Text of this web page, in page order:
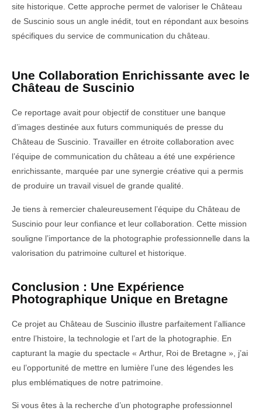
site historique. Cette approche permet de valoriser le Château
de Suscinio sous un angle inédit, tout en répondant aux besoins
spécifiques du service de communication du château.
Une Collaboration Enrichissante avec le
Château de Suscinio
Ce reportage avait pour objectif de constituer une banque
d’images destinée aux futurs communiqués de presse du
Château de Suscinio. Travailler en étroite collaboration avec
l’équipe de communication du château a été une expérience
enrichissante, marquée par une synergie créative qui a permis
de produire un travail visuel de grande qualité.
Je tiens à remercier chaleureusement l’équipe du Château de
Suscinio pour leur confiance et leur collaboration. Cette mission
souligne l’importance de la photographie professionnelle dans la
valorisation du patrimoine culturel et historique.
Conclusion : Une Expérience
Photographique Unique en Bretagne
Ce projet au Château de Suscinio illustre parfaitement l’alliance
entre l’histoire, la technologie et l’art de la photographie. En
capturant la magie du spectacle « Arthur, Roi de Bretagne », j’ai
eu l’opportunité de mettre en lumière l’une des légendes les
plus emblématiques de notre patrimoine.
Si vous êtes à la recherche d’un photographe professionnel